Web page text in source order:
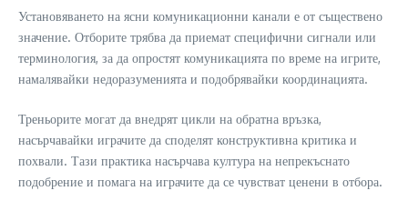
Установяването на ясни комуникационни канали е от съществено
значение. Отборите трябва да приемат специфични сигнали или
терминология, за да опростят комуникацията по време на игрите,
намалявайки недоразуменията и подобрявайки координацията.
Треньорите могат да внедрят цикли на обратна връзка,
насърчавайки играчите да споделят конструктивна критика и
похвали. Тази практика насърчава култура на непрекъснато
подобрение и помага на играчите да се чувстват ценени в отбора.